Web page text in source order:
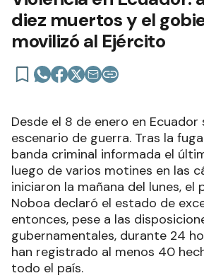
diez muertos y el
movilizó al Ejército
Desde el 8 de enero en Ecuador
escenario de guerra. Tras la
banda criminal informada el
luego de varios motines en las
iniciaron la mañana del lunes, el
Noboa declaró el estado de
entonces, pese a las
gubernamentales, durante 24
han registrado al menos 40
todo el país.